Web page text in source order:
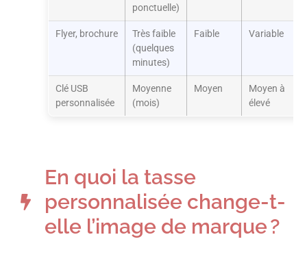
ponctuelle)
Flyer, brochure
Très faible
(quelques
minutes)
Faible Variable
Clé USB
personnalisée
Moyenne
(mois)
Moyen
Moyen à
élevé
En quoi la tasse
personnalisée change-t-
elle l’image de marque ?